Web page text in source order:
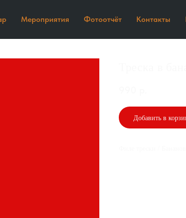
Мероприятия Фотоотчёт Контакты
Добавить в